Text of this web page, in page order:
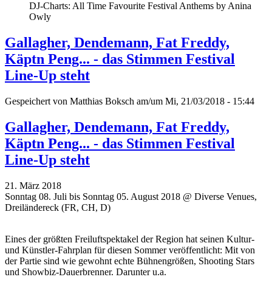
DJ-Charts: All Time Favourite Festival Anthems by Anina
Owly
Gallagher, Dendemann, Fat Freddy,
Käptn Peng... - das Stimmen Festival
Line-Up steht
Gespeichert von Matthias Boksch am/um Mi, 21/03/2018 - 15:44
Gallagher, Dendemann, Fat Freddy,
Käptn Peng... - das Stimmen Festival
Line-Up steht
21. März 2018
Sonntag 08. Juli bis Sonntag 05. August 2018 @ Diverse Venues,
Dreiländereck (FR, CH, D)
Eines der größten Freiluftspektakel der Region hat seinen Kultur-
und Künstler-Fahrplan für diesen Sommer veröffentlicht: Mit von
der Partie sind wie gewohnt echte Bühnengrößen, Shooting Stars
und Showbiz-Dauerbrenner. Darunter u.a.